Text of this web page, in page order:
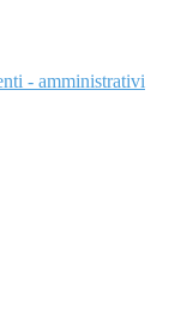
- amministrativi